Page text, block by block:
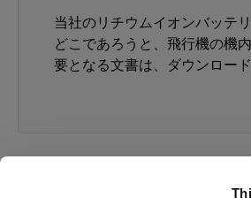
当社のリチウムイオンバッテ
どこであろうと、飛行機の機
要となる文書は、ダウンロー